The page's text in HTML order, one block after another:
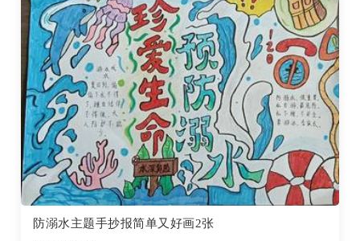
防溺水主题手抄报简单又好画2张